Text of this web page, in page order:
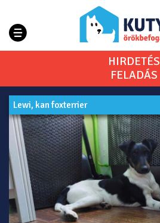
HIRDETÉS
FELADÁS
Lewi, kan foxterrier